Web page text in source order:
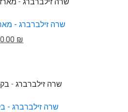
שרה זילברברג - מארז [5
₪
שרה זילברברג -